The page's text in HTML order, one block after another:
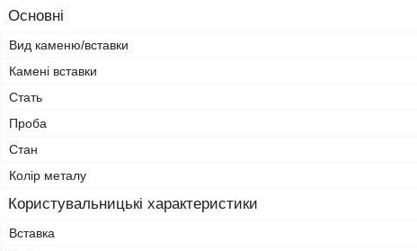
Основні
Вид каменю/вставки
Камені вставки
Стать
Проба
Стан
Колір металу
Користувальницькі характеристики
Вставка